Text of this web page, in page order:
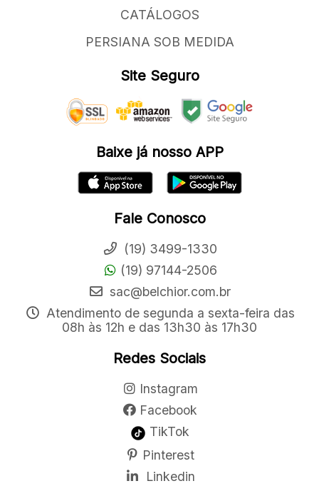
CATÁLOGOS
PERSIANA SOB MEDIDA
Site Seguro
Baixe já nosso APP
Fale Conosco
(19) 3499-1330
(19) 97144-2506
sac@belchior.com.br
Atendimento de segunda a sexta-feira das
08h às 12h e das 13h30 às 17h30
Redes Sociais
Instagram
Facebook
TikTok
Pinterest
Linkedin